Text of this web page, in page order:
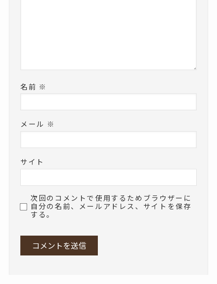
名前 ※
メール ※
サイト
次回のコメントで使用するためブラウザーに
自分の名前、メールアドレス、サイトを保存
する。